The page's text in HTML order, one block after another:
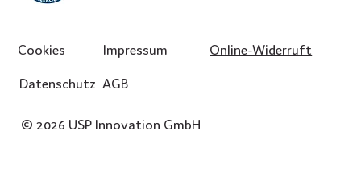
Cookies
Datenschutz
Impressum
AGB
Online-Widerruft
© 2026 USP Innovation GmbH